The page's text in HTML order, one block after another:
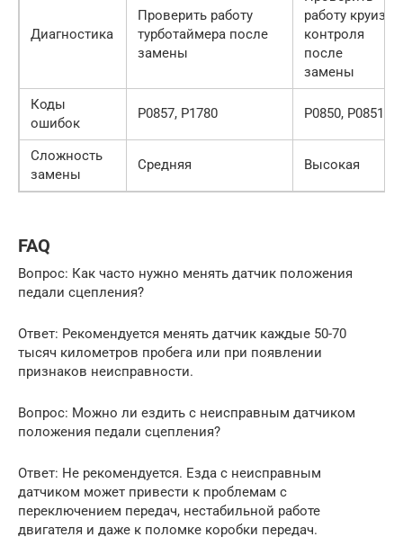
Диагностика
Проверить работу
турботаймера после
замены
работу круиз-
контроля
после
замены
Коды
ошибок
P0857, P1780 P0850, P0851
Сложность
замены
Средняя Высокая
FAQ
Вопрос: Как часто нужно менять датчик положения
педали сцепления?
Ответ: Рекомендуется менять датчик каждые 50-70
тысяч километров пробега или при появлении
признаков неисправности.
Вопрос: Можно ли ездить с неисправным датчиком
положения педали сцепления?
Ответ: Не рекомендуется. Езда с неисправным
датчиком может привести к проблемам с
переключением передач, нестабильной работе
двигателя и даже к поломке коробки передач.